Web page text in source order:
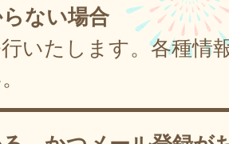
ない場合
いたします。各種情